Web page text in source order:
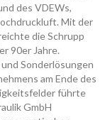
des VDEWs,
Mit der
die Schrupp
90er Jahre.
Sonderlösungen
am Ende des
führte
GmbH